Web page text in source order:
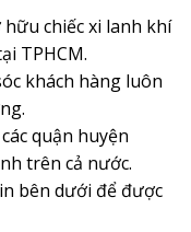
chiếc xi lanh khí
TPHCM.
khách hàng luôn
quận huyện
trên cả nước.
bên dưới để được